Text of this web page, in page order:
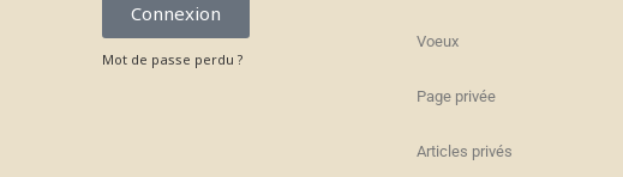
Connexion
Mot de passe perdu ?
Voeux
Page privée
Articles privés